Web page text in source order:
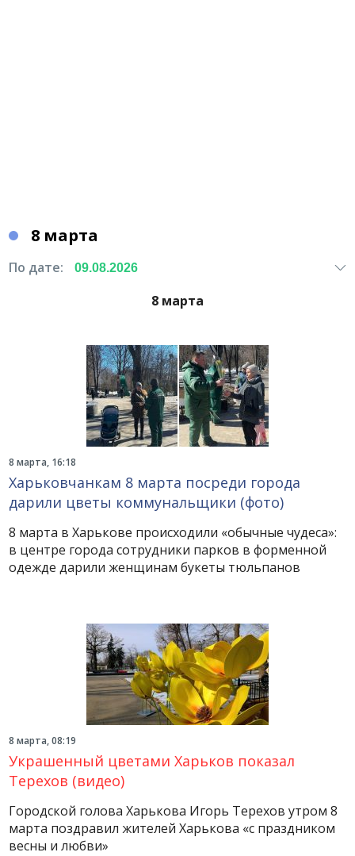
8 марта
По дате:
8 марта
8 марта, 16:18
Харьковчанкам 8 марта посреди города
дарили цветы коммунальщики (фото)
8 марта в Харькове происходили «обычные чудеса»:
в центре города сотрудники парков в форменной
одежде дарили женщинам букеты тюльпанов
8 марта, 08:19
Украшенный цветами Харьков показал
Терехов (видео)
Городской голова Харькова Игорь Терехов утром 8
марта поздравил жителей Харькова «с праздником
весны и любви»